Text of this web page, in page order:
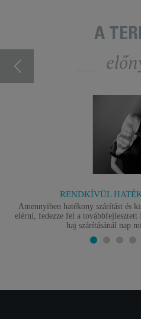
A
RENDKÍVÜL
Amennyiben hatékony szárítást és
elérni, fedezze fel a
haj szárításánál nap